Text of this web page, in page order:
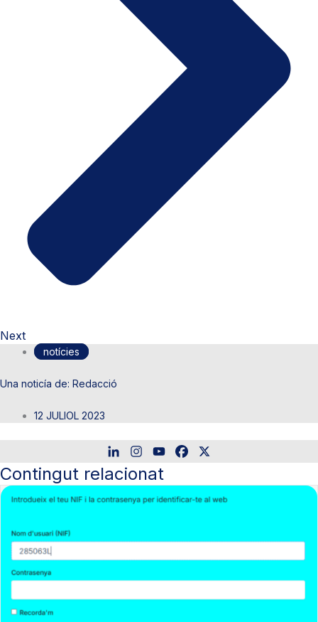
Next
notícies
Redacció
12 JULIOL 2023
Contingut relacionat